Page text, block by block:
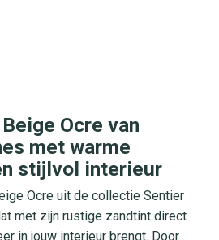
Ocre van
met warme
stijlvol interieur
Ocre uit de collectie Sentier
met zijn rustige zandtint direct
in jouw interieur brengt. Door